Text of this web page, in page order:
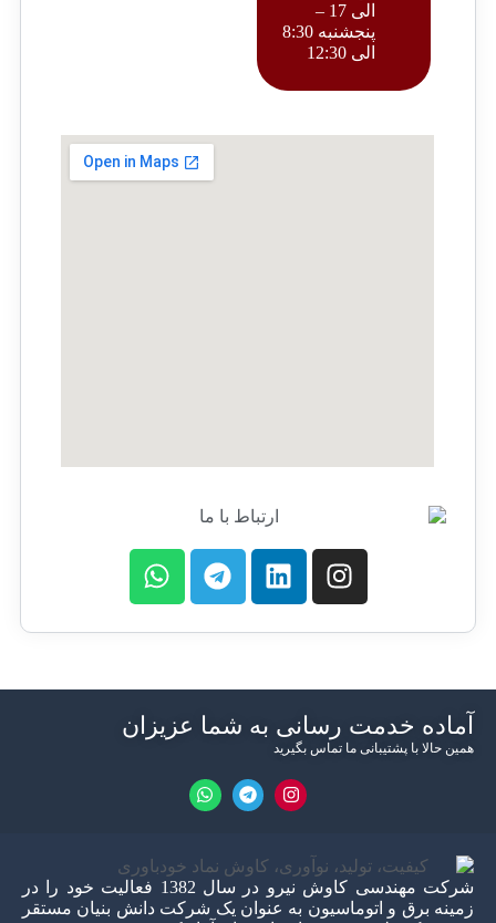
الی 17 –
پنجشنبه 8:30
الی 12:30
آماده خدمت رسانی به شما عزیزان
همین حالا با پشتیبانی ما تماس بگیرید
شرکت مهندسی کاوش نیرو در سال 1382 فعالیت خود را در
زمینه برق و اتوماسیون به عنوان یک شرکت دانش بنیان مستقر